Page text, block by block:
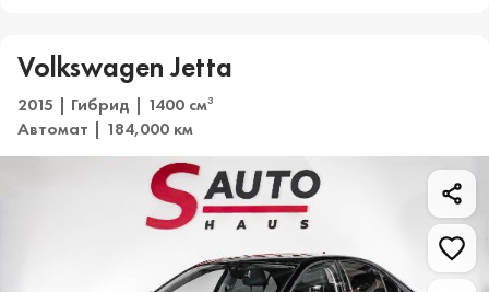
Volkswagen Jetta
2015 | Гибрид | 1400 см3
Автомат | 184,000 км